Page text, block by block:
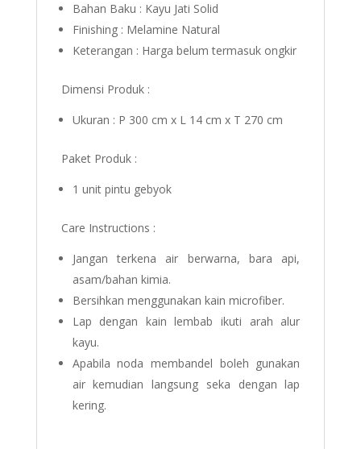
Bahan Baku : Kayu Jati Solid
Finishing : Melamine Natural
Keterangan : Harga belum termasuk ongkir
Dimensi Produk :
Ukuran : P 300 cm x L 14 cm x T 270 cm
Paket Produk :
1 unit pintu gebyok
Care Instructions :
Jangan terkena air berwarna, bara api,
asam/bahan kimia.
Bersihkan menggunakan kain microfiber.
Lap dengan kain lembab ikuti arah alur
kayu.
Apabila noda membandel boleh gunakan
air kemudian langsung seka dengan lap
kering.